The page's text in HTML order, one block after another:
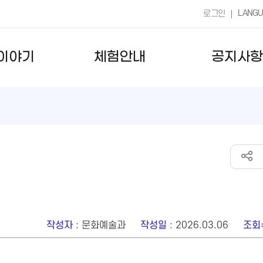
로그인
야기 체험안내 공지사항
작성자: 문화예술과 작성일 : 2026.03.06 조회